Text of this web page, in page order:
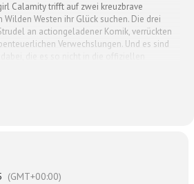
Calamity trifft auf zwei kreuzbrave
Wilden Westen ihr Glück suchen. Die drei
an actiongeladener Komik, verrückten
Verwechslungen. Und es sind
Präriehunde … Und natürlich die
alle Nebenfiguren mitspielen, sondern
ist dabei, Uli Boettcher selbstredend,
der Allround-Musiker Sascha Bendiks.
(GMT+00:00)